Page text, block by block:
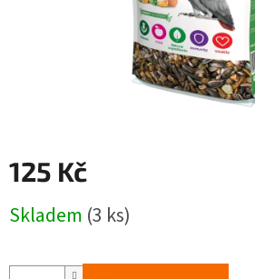
125 Kč
cena:
Skladem (3 ks)